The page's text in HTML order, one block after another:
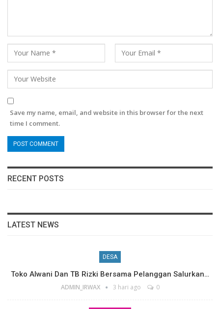
Save my name, email, and website in this browser for the next
time I comment.
RECENT POSTS
LATEST NEWS
DESA
Toko Alwani Dan TB Rizki Bersama Pelanggan Salurkan…
ADMIN_IRWAX 3 hari ago 0